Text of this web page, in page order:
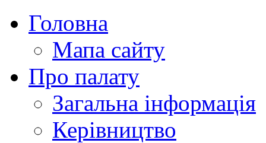
Головна
Мапа сайту
Про палату
Загальна інформація
Керівництво